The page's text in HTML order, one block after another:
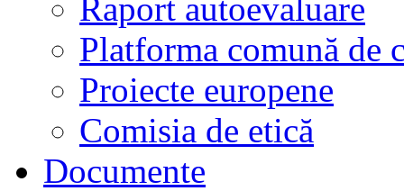
Raport autoevaluare
Platforma comună de
Proiecte europene
Comisia de etică
Documente